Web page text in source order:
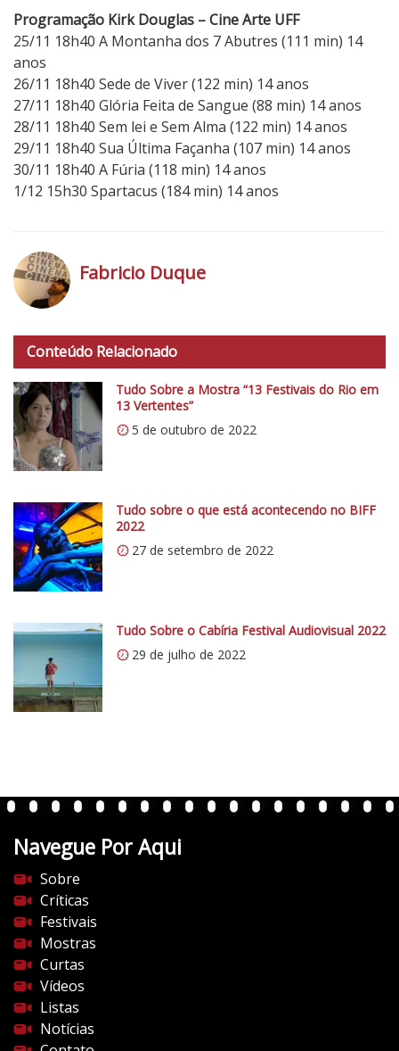
Programação Kirk Douglas – Cine Arte UFF
25/11 18h40 A Montanha dos 7 Abutres (111 min) 14
anos
26/11 18h40 Sede de Viver (122 min) 14 anos
27/11 18h40 Glória Feita de Sangue (88 min) 14 anos
28/11 18h40 Sem lei e Sem Alma (122 min) 14 anos
29/11 18h40 Sua Última Façanha (107 min) 14 anos
30/11 18h40 A Fúria (118 min) 14 anos
1/12 15h30 Spartacus (184 min) 14 anos
t
p
s
:
/
/
0
.
w
p
.
c
o
m
/
v
n
e
s
d
o
c
i
n
e
m
a
Fabricio Duque
Conteúdo Relacionado
Tudo Sobre a Mostra “13 Festivais do Rio em
13 Vertentes”
5 de outubro de 2022
Tudo sobre o que está acontecendo no BIFF
2022
27 de setembro de 2022
Tudo Sobre o Cabíria Festival Audiovisual 2022
29 de julho de 2022
Navegue Por Aqui
Sobre
Críticas
Festivais
Mostras
Curtas
Vídeos
Listas
Notícias